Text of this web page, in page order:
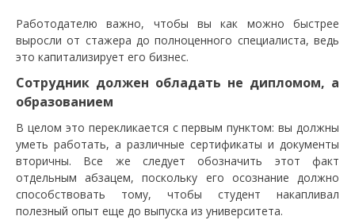
Работодателю важно, чтобы вы как можно быстрее
выросли от стажера до полноценного специалиста, ведь
это капитализирует его бизнес.
Сотрудник должен обладать не дипломом, а
образованием
В целом это перекликается с первым пунктом: вы должны
уметь работать, а различные сертификаты и документы
вторичны. Все же следует обозначить этот факт
отдельным абзацем, поскольку его осознание должно
способствовать тому, чтобы студент накапливал
полезный опыт еще до выпуска из университета.